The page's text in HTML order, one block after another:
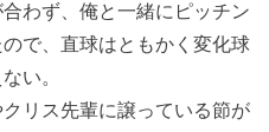
わず、俺と一緒にピッチン
で、直球はともかく変化球
い。
リス先輩に譲っている節が